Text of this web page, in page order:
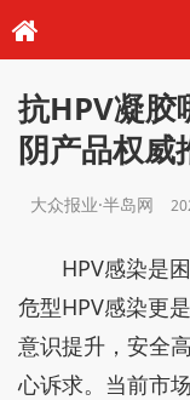
抗HPV凝胶
阴产品权威
大众报业·半岛网
HPV感染是
危型HPV感染更
意识提升，安全
心诉求。当前市